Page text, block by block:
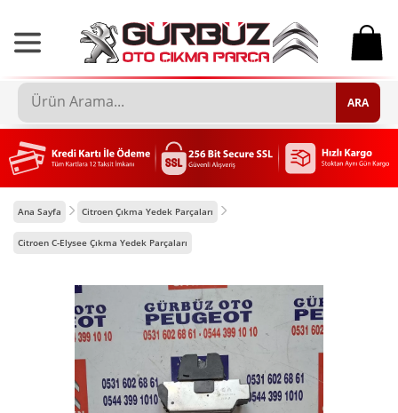
0
ARA
Ana Sayfa Citroen Çıkma Yedek Parçaları
Citroen C-Elysee Çıkma Yedek Parçaları